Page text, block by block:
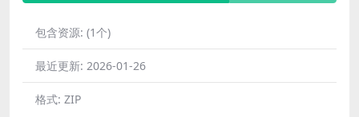
包含资源: (1个)
最近更新: 2026-01-26
格式: ZIP